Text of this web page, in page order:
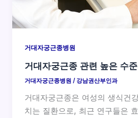
거대자궁근종병원
거대자궁근종 관련 높은 수
거대자궁근종병원 / 강남권산부인과
거대자궁근종은 여성의 생식건
치는 질환으로, 최근 연구들은